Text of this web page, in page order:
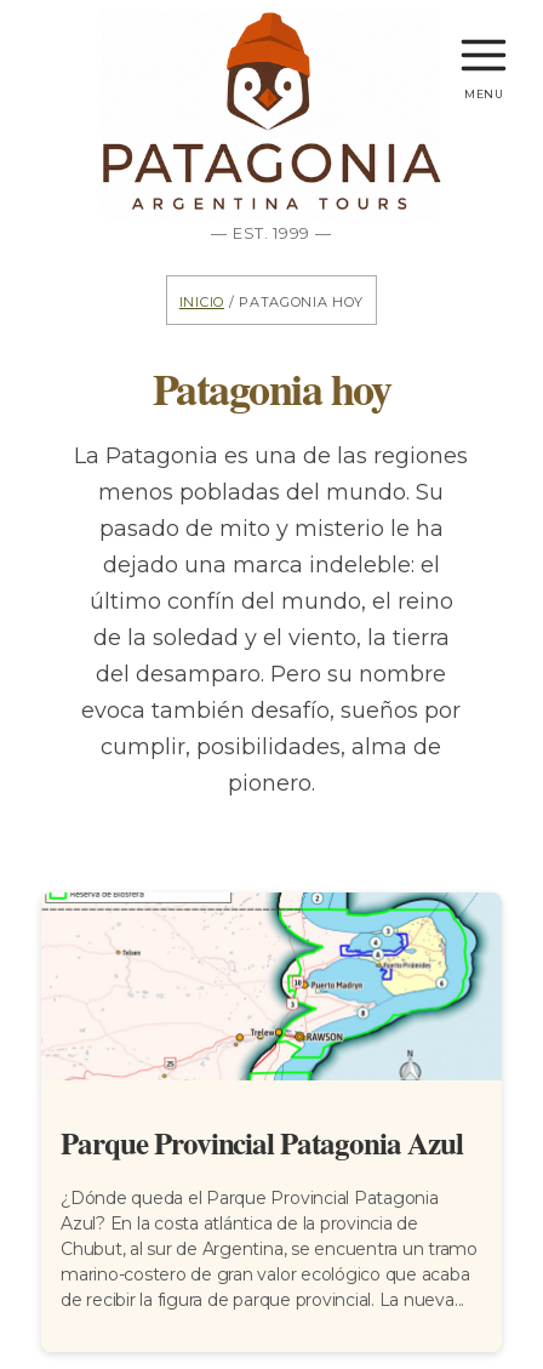
— EST. 1999 —
menu
Inicio / Patagonia hoy
Patagonia hoy
La Patagonia es una de las regiones
menos pobladas del mundo. Su
pasado de mito y misterio le ha
dejado una marca indeleble: el
último confín del mundo, el reino
de la soledad y el viento, la tierra
del desamparo. Pero su nombre
evoca también desafío, sueños por
cumplir, posibilidades, alma de
pionero.
Parque Provincial Patagonia Azul
¿Dónde queda el Parque Provincial Patagonia
Azul? En la costa atlántica de la provincia de
Chubut, al sur de Argentina, se encuentra un tramo
marino-costero de gran valor ecológico que acaba
de recibir la figura de parque provincial. La nueva...